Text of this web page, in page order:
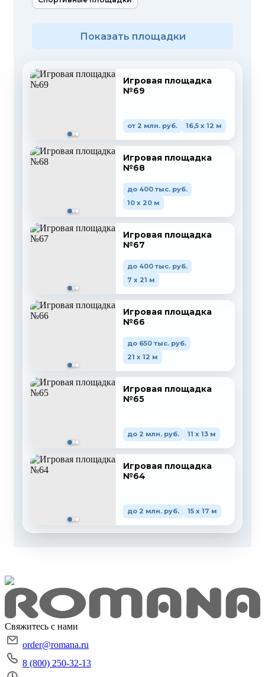
Показать площадки
Игровая площадка
№69
от 2 млн. руб. 16,5 x 12 м
Игровая площадка
№68
до 400 тыс. руб.
10 x 20 м
Игровая площадка
№67
до 400 тыс. руб.
7 x 21 м
Игровая площадка
№66
до 650 тыс. руб.
21 x 12 м
Игровая площадка
№65
до 2 млн. руб. 11 x 13 м
Игровая площадка
№64
до 2 млн. руб. 15 x 17 м
Свяжитесь с нами
order@romana.ru
8 (800) 250-32-13